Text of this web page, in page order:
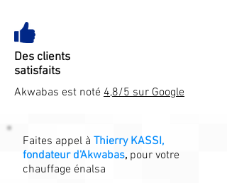
Faites appel à Thierry KASSI,
fondateur d'Akwabas, pour votre
chauffage énalsa
Des clients
satisfaits
Akwabas est noté 4,8/5 sur Google